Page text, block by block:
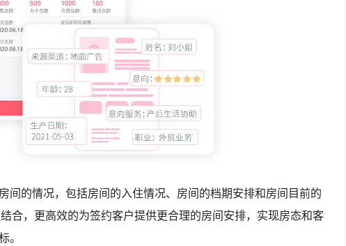
间的情况，包括房间的入住情况、房间的档期安排和房间目前的
合，更高效的为签约客户提供更合理的房间安排，实现房态和客
。